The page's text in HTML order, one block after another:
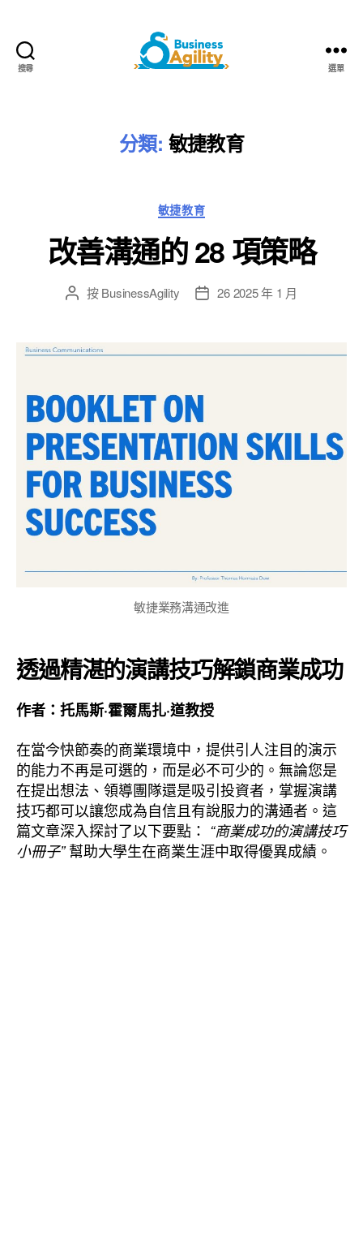
搜尋 選單
分類: 敏捷教育
類
別
敏捷教育
改善溝通的 28 項策略
貼
者
按BusinessAgility
發 26 2025 年 1 月
敏捷業務溝通改進
透過精湛的演講技巧解鎖商業成功
作者：托馬斯·霍爾馬扎·道教授
在當今快節奏的商業環境中，提供引人注目的演示
的能力不再是可選的，而是必不可少的。無論您是
在提出想法、領導團隊還是吸引投資者，掌握演講
技巧都可以讓您成為自信且有說服力的溝通者。這
篇文章深入探討了以下要點： “商業成功的演講技巧
小冊子”幫助大學生在商業生涯中取得優異成績。